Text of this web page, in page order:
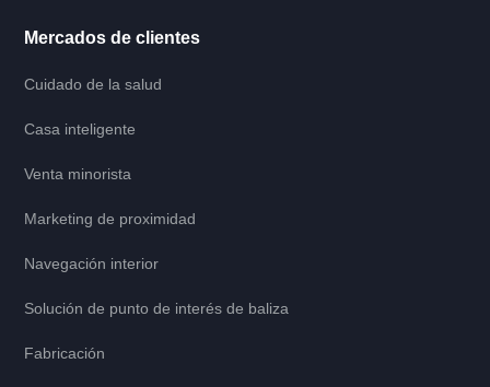
Mercados de clientes
Cuidado de la salud
Casa inteligente
Venta minorista
Marketing de proximidad
Navegación interior
Solución de punto de interés de baliza
Fabricación